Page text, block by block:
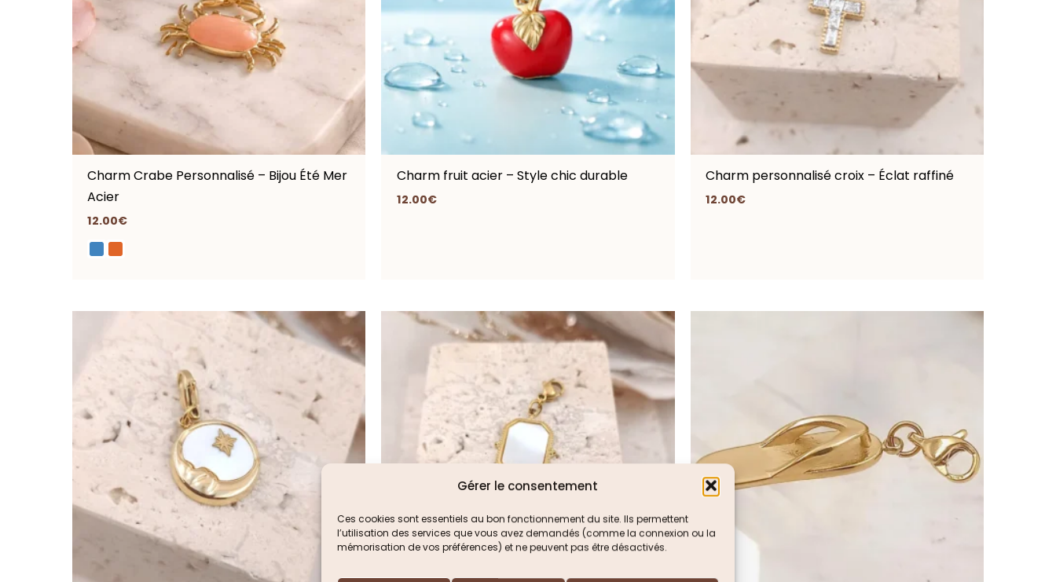
Gérer le consentement
Ces cookies sont essentiels au bon fonctionnement du site. Ils permettent
l’utilisation des services que vous avez demandés (comme la connexion ou la
mémorisation de vos préférences) et ne peuvent pas être désactivés.
Charm Crabe Personnalisé – Bijou Été Mer
Acier
12.00€
Charm fruit acier – Style chic durable
12.00€
Charm personnalisé croix – Éclat raffiné
12.00€